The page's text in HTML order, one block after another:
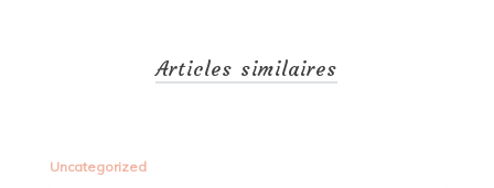
Articles similaires
Uncategorized